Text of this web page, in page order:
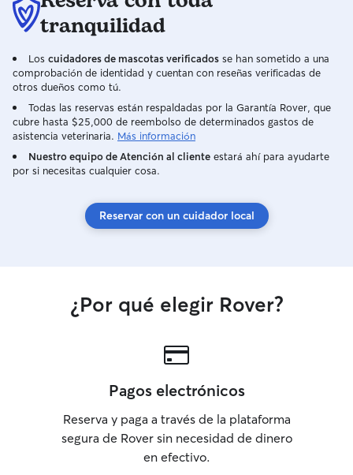
tranquilidad
Los cuidadores de mascotas verificados se han sometido a una
comprobación de identidad y cuentan con reseñas verificadas de
otros dueños como tú.
Todas las reservas están respaldadas por la Garantía Rover, que
cubre hasta $25,000 de reembolso de determinados gastos de
asistencia veterinaria. Más información
Nuestro equipo de Atención al cliente estará ahí para ayudarte
por si necesitas cualquier cosa.
Reservar con un cuidador local
¿Por qué elegir Rover?
Pagos electrónicos
Reserva y paga a través de la plataforma
segura de Rover sin necesidad de dinero
en efectivo.